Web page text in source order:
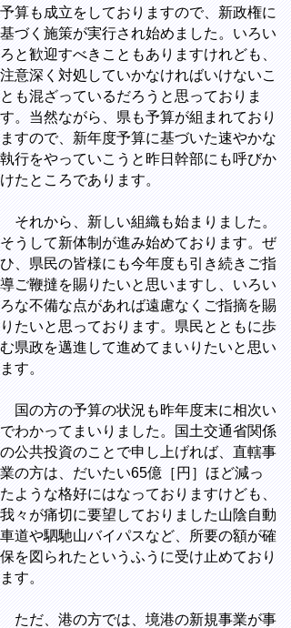
予算も成立をしておりますので、新政権に
基づく施策が実行され始めました。いろい
ろと歓迎すべきこともありますけれども、
注意深く対処していかなければいけないこ
とも混ざっているだろうと思っておりま
す。当然ながら、県も予算が組まれており
ますので、新年度予算に基づいた速やかな
執行をやっていこうと昨日幹部にも呼びか
けたところであります。
それから、新しい組織も始まりました。
そうして新体制が進み始めております。ぜ
ひ、県民の皆様にも今年度も引き続きご指
導ご鞭撻を賜りたいと思いますし、いろい
ろな不備な点があれば遠慮なくご指摘を賜
りたいと思っております。県民とともに歩
む県政を邁進して進めてまいりたいと思い
ます。
国の方の予算の状況も昨年度末に相次い
でわかってまいりました。国土交通省関係
の公共投資のことで申し上げれば、直轄事
業の方は、だいたい65億［円］ほど減っ
たような格好にはなっておりますけども、
我々が痛切に要望しておりました山陰自動
車道や駟馳山バイパスなど、所要の額が確
保を図られたというふうに受け止めており
ます。
ただ、港の方では、境港の新規事業が事